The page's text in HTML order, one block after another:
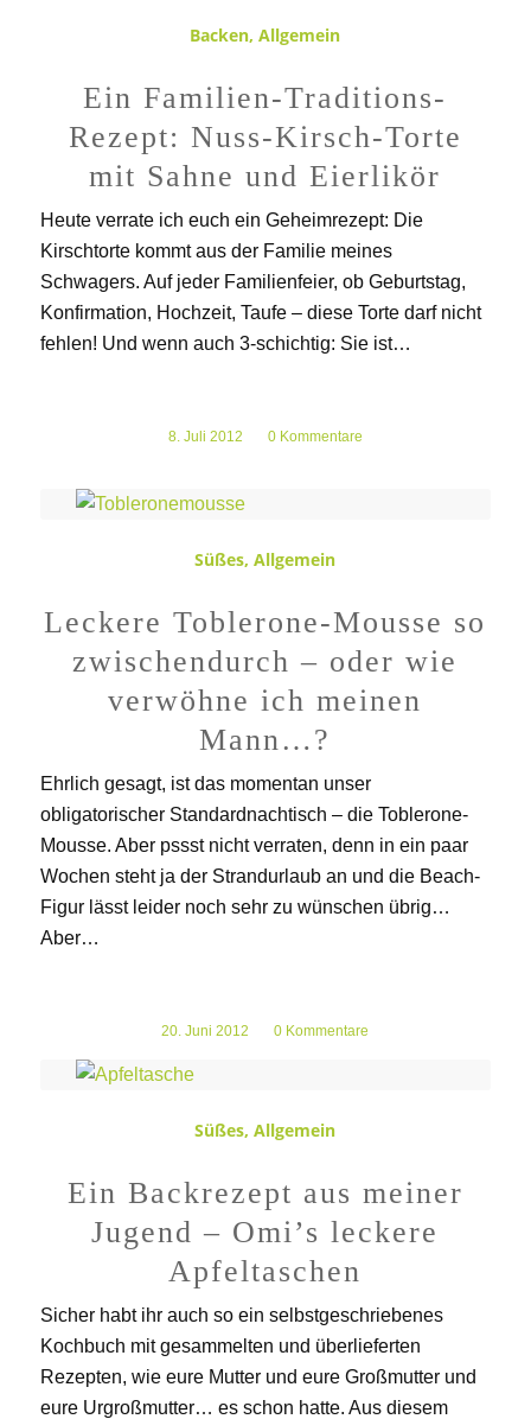
Backen,Allgemein
Ein Familien-Traditions-
Rezept: Nuss-Kirsch-Torte
mit Sahne und Eierlikör
Heute verrate ich euch ein Geheimrezept: Die
Kirschtorte kommt aus der Familie meines
Schwagers. Auf jeder Familienfeier, ob Geburtstag,
Konfirmation, Hochzeit, Taufe – diese Torte darf nicht
fehlen! Und wenn auch 3-schichtig: Sie ist…
8. Juli 2012
/ 0 Kommentare
Süßes,Allgemein
Leckere Toblerone-Mousse so
zwischendurch – oder wie
verwöhne ich meinen
Mann…?
Ehrlich gesagt, ist das momentan unser
obligatorischer Standardnachtisch – die Toblerone-
Mousse. Aber pssst nicht verraten, denn in ein paar
Wochen steht ja der Strandurlaub an und die Beach-
Figur lässt leider noch sehr zu wünschen übrig…
Aber…
20. Juni 2012
/ 0 Kommentare
Süßes,Allgemein
Ein Backrezept aus meiner
Jugend – Omi’s leckere
Apfeltaschen
Sicher habt ihr auch so ein selbstgeschriebenes
Kochbuch mit gesammelten und überlieferten
Rezepten, wie eure Mutter und eure Großmutter und
eure Urgroßmutter… es schon hatte. Aus diesem